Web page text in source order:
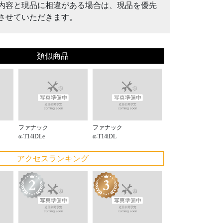
容と現品に相違がある場合は、現品を優先
せていただきます。
類似商品
ファナック
α-T14iDLe
ファナック
α-T14iDL
アクセスランキング